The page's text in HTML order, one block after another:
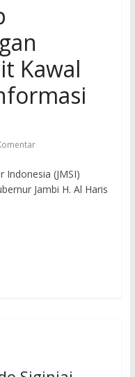
Kawal
Indonesia (JMSI)
Jambi H. Al Haris